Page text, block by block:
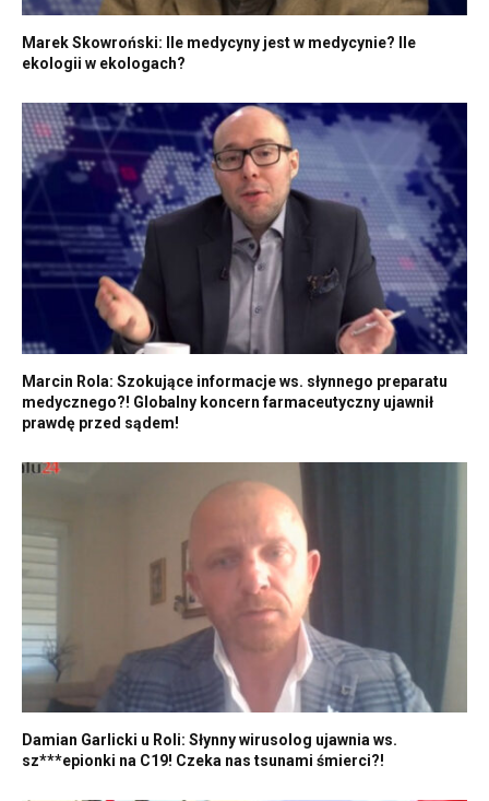
Marek Skowroński: Ile medycyny jest w medycynie? Ile
ekologii w ekologach?
Marcin Rola: Szokujące informacje ws. słynnego preparatu
medycznego?! Globalny koncern farmaceutyczny ujawnił
prawdę przed sądem!
Damian Garlicki u Roli: Słynny wirusolog ujawnia ws.
sz***epionki na C19! Czeka nas tsunami śmierci?!